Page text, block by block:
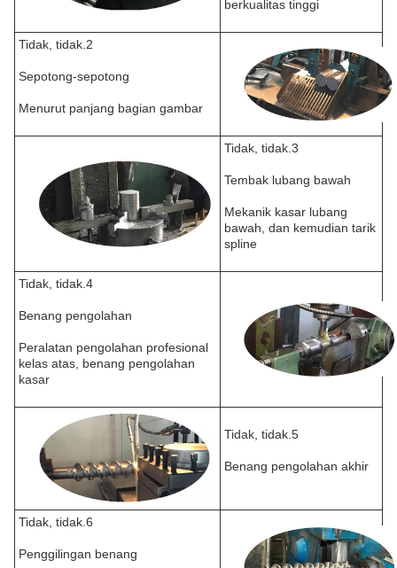
berkualitas tinggi
Tidak, tidak.2
Sepotong-sepotong
Menurut panjang bagian gambar
Tidak, tidak.3
Tembak lubang bawah
Mekanik kasar lubang
bawah, dan kemudian tarik
spline
Tidak, tidak.4
Benang pengolahan
Peralatan pengolahan profesional
kelas atas, benang pengolahan
kasar
Tidak, tidak.5
Benang pengolahan akhir
Tidak, tidak.6
Penggilingan benang